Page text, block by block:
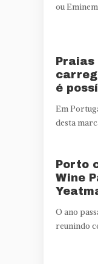
ou
Praias
é
Em
desta
Porto
Wine
O ano
reunindo